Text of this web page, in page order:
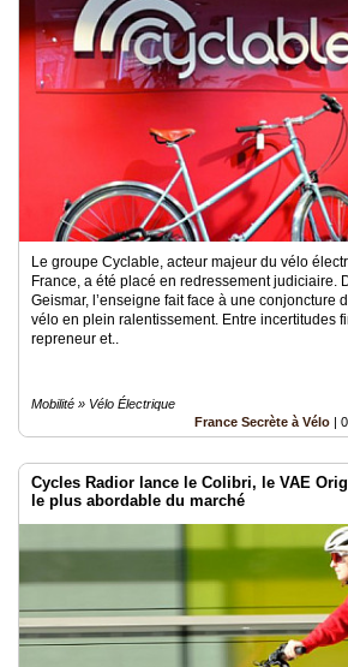
Le groupe Cyclable, acteur majeur du vélo
France, a été placé en redressement judiciaire.
Geismar, l’enseigne fait face à une conjoncture
vélo en plein ralentissement. Entre incertitudes
repreneur et..
Mobilité » Vélo Électrique
France Secrète à Vélo |
Cycles Radior lance le Colibri, le VAE
le plus abordable du marché